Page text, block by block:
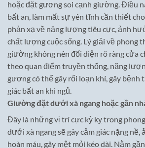
hoặc đặt gương soi cạnh giường. Điều
bất an, làm mất sự yên tĩnh cần thiết
phản xạ về năng lượng tiêu cực, ảnh
chất lượng cuộc sống. Lý giải về phong
giường không nên đối diện rõ ràng cửa
theo quan điểm truyền thống, năng
gương có thể gây rối loạn khí, gây bệnh
giác bất an khi ngủ.
Giường đặt dưới xà ngang hoặc gần
Đây là những vị trí cực kỳ kỵ trong
dưới xà ngang sẽ gây cảm giác nặng
hoàn máu, gây mệt mỏi kéo dài. Nằm